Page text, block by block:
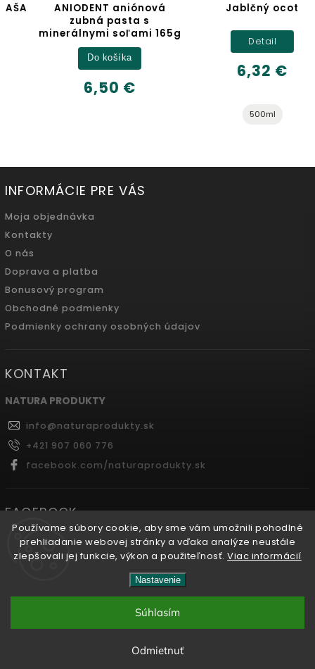
Používame súbory cookie, aby sme vám umožnili pohodlné
prehliadanie webovej stránky a vďaka analýze neustále
zlepšovali jej funkcie, výkon a použiteľnosť.Viac informácií
Nastavenie
Odmietnuť
Súhlasím
ANIODENT aniónová
zubná pasta s
minerálnymi soľami 165g
6,50 €
Do košíka
Jablčný ocot
6,32 €
INFORMÁCIE PRE VÁS
Moja objednávka
Kontakty
O nás
Doprava a platba
Bonusový program
Obchodné podmienky
Podmienky ochrany osobných údajov
KONTAKT
NATURA PRODUKTY
info@naturaprodukty.sk
+421 907 060 776
facebook.com/naturaprodukty.sk
FACEBOOK
Naturaprodukty.sk
vyhradené.
Shoptet| Design